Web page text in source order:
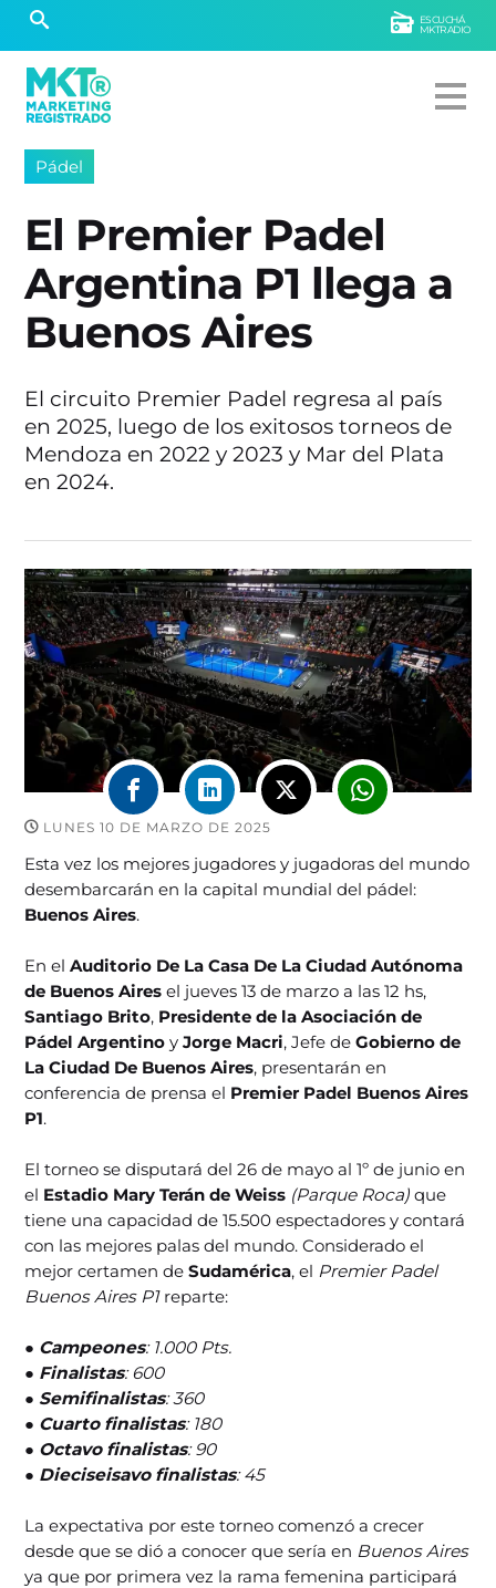
ESCUCHÁ
MKTRADIO
Pádel
El Premier Padel
Argentina P1 llega a
Buenos Aires
El circuito Premier Padel regresa al país
en 2025, luego de los exitosos torneos de
Mendoza en 2022 y 2023 y Mar del Plata
en 2024.
LUNES 10 DE MARZO DE 2025
Esta vez los mejores jugadores y jugadoras del mundo
desembarcarán en la capital mundial del pádel:
Buenos Aires.
En elAuditorio De La Casa De La Ciudad Autónoma
de Buenos Airesel jueves 13 de marzo a las 12 hs,
Santiago Brito, Presidente de la Asociación de
Pádel Argentino yJorge Macri, Jefe deGobierno de
La Ciudad De Buenos Aires, presentarán en
conferencia de prensa el Premier Padel Buenos Aires
P1.
El torneo se disputará del 26 de mayo al 1º de junio en
el Estadio Mary Terán de Weiss (Parque Roca) que
tiene una capacidad de 15.500 espectadores y contará
con las mejores palas del mundo. Considerado el
mejor certamen deSudamérica, el Premier Padel
Buenos Aires P1 reparte:
● Campeones: 1.000 Pts.
● Finalistas: 600
● Semifinalistas: 360
● Cuarto finalistas: 180
● Octavo finalistas: 90
● Dieciseisavo finalistas: 45
La expectativa por este torneo comenzó a crecer
desde que se dió a conocer que sería en Buenos Aires
ya que por primera vez la rama femenina participará